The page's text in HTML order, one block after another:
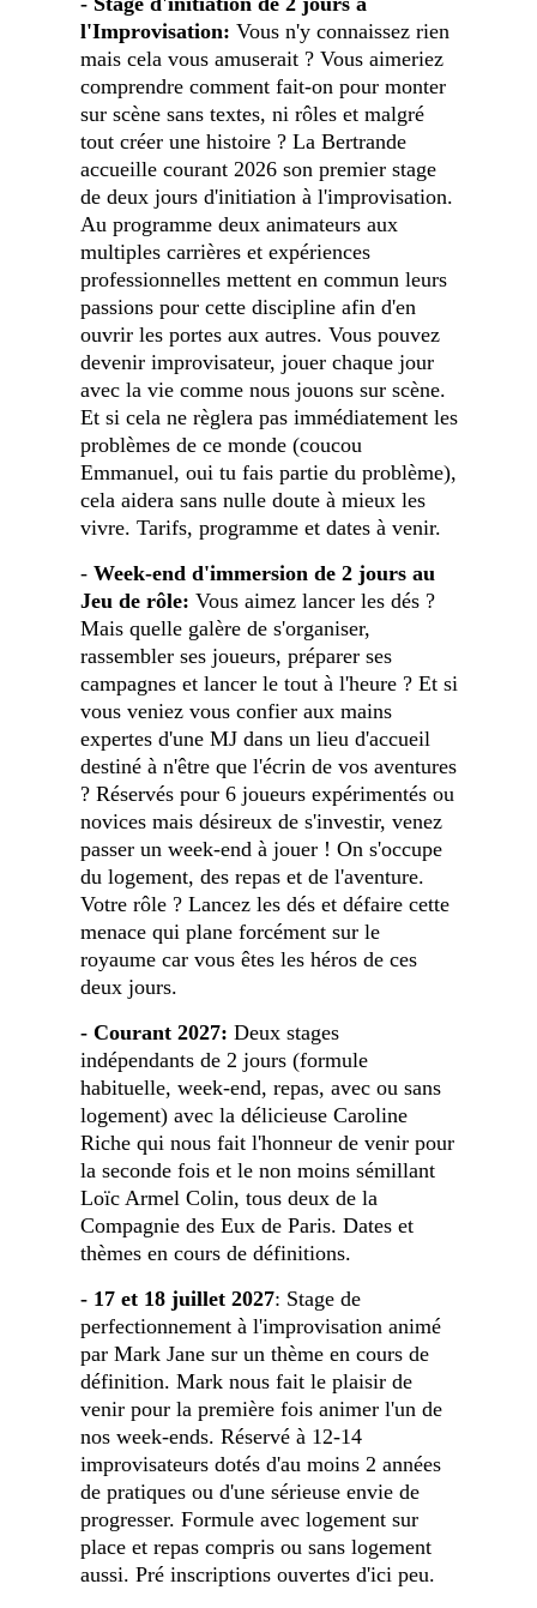
l'Improvisation: Vous n'y connaissez rien
mais cela vous amuserait ? Vous aimeriez
comprendre comment fait-on pour monter
sur scène sans textes, ni rôles et malgré
tout créer une histoire ? La Bertrande
accueille courant 2026 son premier stage
de deux jours d'initiation à l'improvisation.
Au programme deux animateurs aux
multiples carrières et expériences
professionnelles mettent en commun leurs
passions pour cette discipline afin d'en
ouvrir les portes aux autres. Vous pouvez
devenir improvisateur, jouer chaque jour
avec la vie comme nous jouons sur scène.
Et si cela ne règlera pas immédiatement les
problèmes de ce monde (coucou
Emmanuel, oui tu fais partie du problème),
cela aidera sans nulle doute à mieux les
vivre. Tarifs, programme et dates à venir.
- Week-end d'immersion de 2 jours au
Jeu de rôle: Vous aimez lancer les dés ?
Mais quelle galère de s'organiser,
rassembler ses joueurs, préparer ses
campagnes et lancer le tout à l'heure ? Et si
vous veniez vous confier aux mains
expertes d'une MJ dans un lieu d'accueil
destiné à n'être que l'écrin de vos aventures
? Réservés pour 6 joueurs expérimentés ou
novices mais désireux de s'investir, venez
passer un week-end à jouer ! On s'occupe
du logement, des repas et de l'aventure.
Votre rôle ? Lancez les dés et défaire cette
menace qui plane forcément sur le
royaume car vous êtes les héros de ces
deux jours.
- Courant 2027: Deux stages
indépendants de 2 jours (formule
habituelle, week-end, repas, avec ou sans
logement) avec la délicieuse Caroline
Riche qui nous fait l'honneur de venir pour
la seconde fois et le non moins sémillant
Loïc Armel Colin, tous deux de la
Compagnie des Eux de Paris. Dates et
thèmes en cours de définitions.
- 17 et 18 juillet 2027: Stage de
perfectionnement à l'improvisation animé
par Mark Jane sur un thème en cours de
définition. Mark nous fait le plaisir de
venir pour la première fois animer l'un de
nos week-ends. Réservé à 12-14
improvisateurs dotés d'au moins 2 années
de pratiques ou d'une sérieuse envie de
progresser. Formule avec logement sur
place et repas compris ou sans logement
aussi. Pré inscriptions ouvertes d'ici peu.